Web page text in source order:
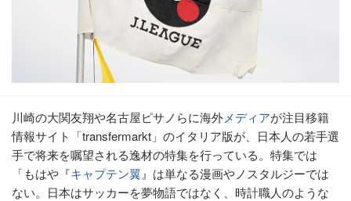
川崎の大関友翔や名古屋ピサノらに海外メディアが注目移籍
情報サイト「transfermarkt」のイタリア版が、日本人の若手選
手で将来を嘱望される逸材の特集を行っている。特集では
「もはや『キャプテン翼 』は単なる漫画やノスタルジーでは
ない。日本はサッカーを夢物語ではなく、時計職人のような